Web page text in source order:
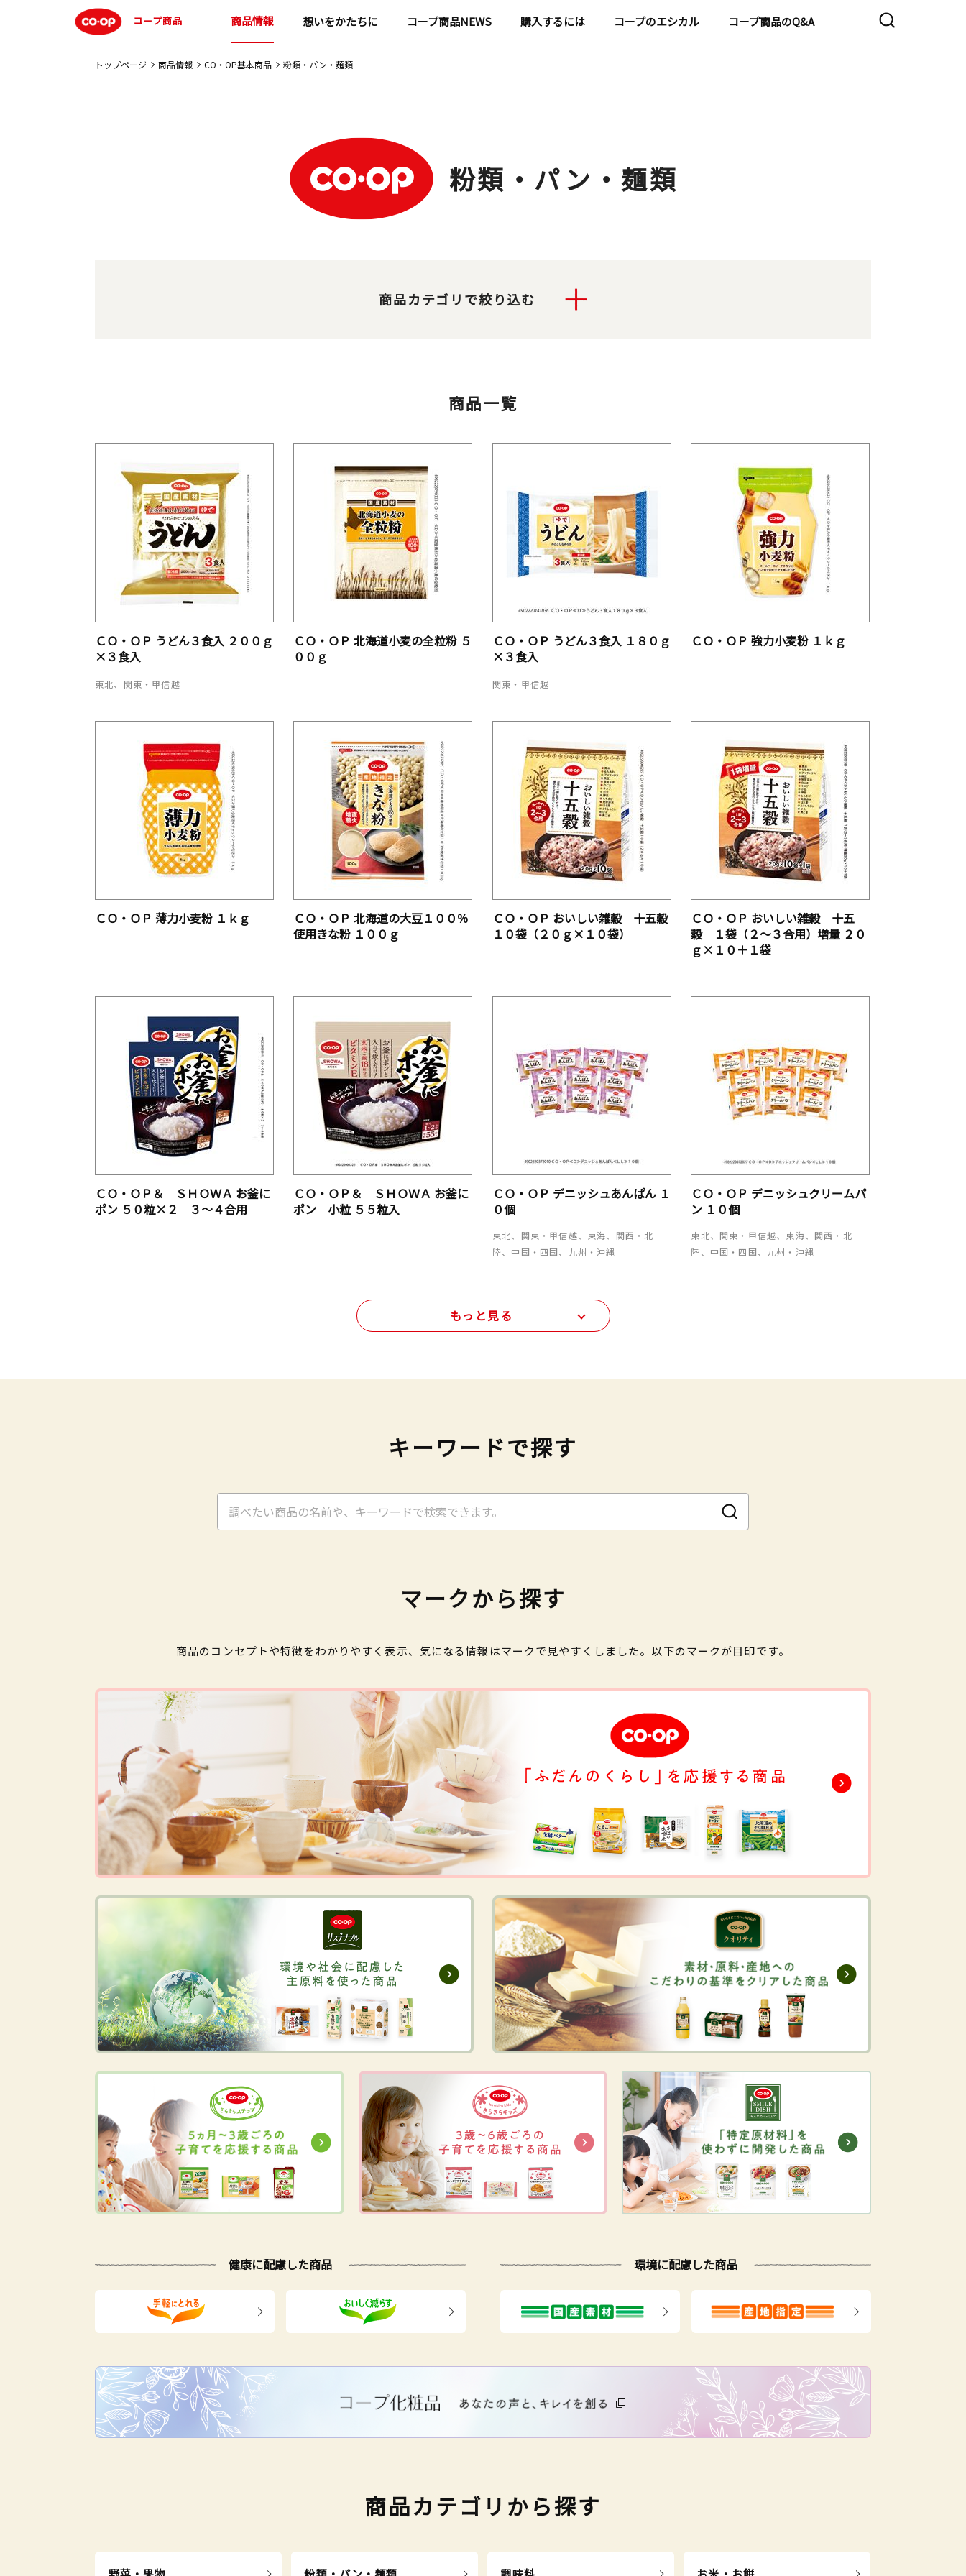
コープ商品 商品情報 想いをかたちに コープ商品NEWS 購入するには コープのエシカル コープ商品のQ&A
トップページ 商品情報 CO・OP基本商品 粉類・パン・麺類
粉類・パン・麺類
商品カテゴリで絞り込む
商品一覧
ＣＯ・ＯＰ うどん３食入 ２００ｇ
×３食入
東北、関東・甲信越
ＣＯ・ＯＰ 北海道小麦の全粒粉 ５
００ｇ
ＣＯ・ＯＰ うどん３食入 １８０ｇ
×３食入
関東・甲信越
ＣＯ・ＯＰ 強力小麦粉 １ｋｇ
ＣＯ・ＯＰ 薄力小麦粉 １ｋｇ
ＣＯ・ＯＰ 北海道の大豆１００％
使用きな粉 １００ｇ
ＣＯ・ＯＰ おいしい雑穀 十五穀
１０袋（２０ｇ×１０袋）
ＣＯ・ＯＰ おいしい雑穀 十五
穀 １袋（２～３合用）増量 ２０
ｇ×１０＋１袋
ＣＯ・ＯＰ＆ ＳＨＯＷＡ お釜に
ポン ５０粒×２ ３～４合用
ＣＯ・ＯＰ＆ ＳＨＯＷＡ お釜に
ポン 小粒 ５５粒入
ＣＯ・ＯＰ デニッシュあんぱん １
０個
東北、関東・甲信越、東海、関西・北
陸、中国・四国、九州・沖縄
ＣＯ・ＯＰ デニッシュクリームパ
ン １０個
東北、関東・甲信越、東海、関西・北
陸、中国・四国、九州・沖縄
もっと見る
キーワードで探す
マークから探す
商品のコンセプトや特徴をわかりやすく表示、気になる情報はマークで見やすくしました。以下のマークが目印です。
健康に配慮した商品 環境に配慮した商品
商品カテゴリから探す